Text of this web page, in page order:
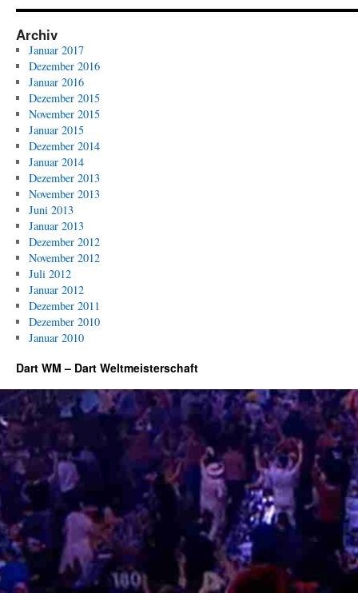
Archiv
Januar 2017
Dezember 2016
Januar 2016
Dezember 2015
November 2015
Januar 2015
Dezember 2014
Januar 2014
Dezember 2013
November 2013
Juni 2013
Januar 2013
Dezember 2012
November 2012
Juli 2012
Januar 2012
Dezember 2011
Dezember 2010
Januar 2010
Dart WM – Dart Weltmeisterschaft